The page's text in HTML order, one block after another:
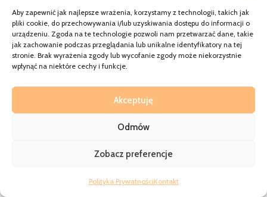
Aby zapewnić jak najlepsze wrażenia, korzystamy z technologii, takich jak
pliki cookie, do przechowywania i/lub uzyskiwania dostępu do informacji o
urządzeniu. Zgoda na te technologie pozwoli nam przetwarzać dane, takie
jak zachowanie podczas przeglądania lub unikalne identyfikatory na tej
stronie. Brak wyrażenia zgody lub wycofanie zgody może niekorzystnie
wpłynąć na niektóre cechy i funkcje.
Akceptuję
Odmów
Zobacz preferencje
Polityka PrywatnościKontakt
należy dopasować wynik do liczby sztuk w opakowaniu, więc
zakup może wynieść 350 albo 400 sztuk.
Zapas nie jest stratą. Niewykorzystane serwetki można zostawić
na poprawiny, domowe przyjęcie, rocznicę, grill, święta albo inne
Jak przeliczyć liczbę serwetek na
Do zakupu najlepiej użyć prostego wzoru:
liczba gości × liczba serwetek na osobę + zapas = liczba